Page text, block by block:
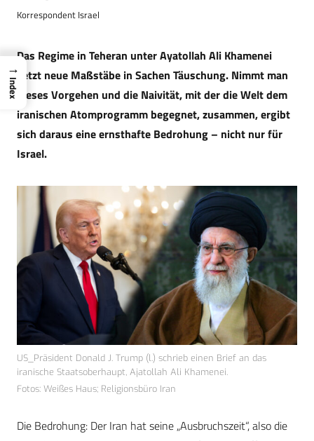
Korrespondent Israel
Das Regime in Teheran unter Ayatollah Ali Khamenei
setzt neue Maßstäbe in Sachen Täuschung. Nimmt man
dieses Vorgehen und die Naivität, mit der die Welt dem
iranischen Atomprogramm begegnet, zusammen, ergibt
sich daraus eine ernsthafte Bedrohung – nicht nur für
Israel.
US_Präsident Donald J. Trump (l.) schrieb einen Brief an das
iranische Staatsoberhaupt, Ajatollah Ali Khamenei.
Fotos: Weißes Haus; Religionsbüro Iran
Die Bedrohung: Der Iran hat seine „Ausbruchszeit“, also die
→
Index